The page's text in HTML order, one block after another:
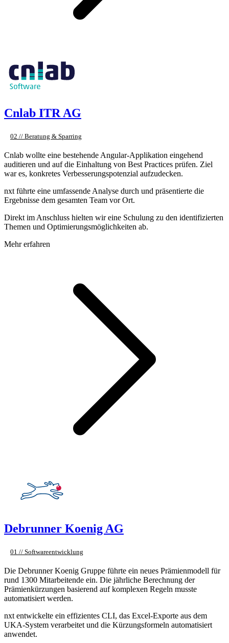
Cnlab ITR AG
02 // Beratung & Sparring
Cnlab wollte eine bestehende Angular-Applikation eingehend
auditieren und auf die Einhaltung von Best Practices prüfen. Ziel
war es, konkretes Verbesserungspotenzial aufzudecken.
nxt führte eine umfassende Analyse durch und präsentierte die
Ergebnisse dem gesamten Team vor Ort.
Direkt im Anschluss hielten wir eine Schulung zu den identifizierten
Themen und Optimierungsmöglichkeiten ab.
Mehr erfahren
Debrunner Koenig AG
01 // Softwareentwicklung
Die Debrunner Koenig Gruppe führte ein neues Prämienmodell für
rund 1300 Mitarbeitende ein. Die jährliche Berechnung der
Prämienkürzungen basierend auf komplexen Regeln musste
automatisiert werden.
nxt entwickelte ein effizientes CLI, das Excel-Exporte aus dem
UKA-System verarbeitet und die Kürzungsformeln automatisiert
anwendet.